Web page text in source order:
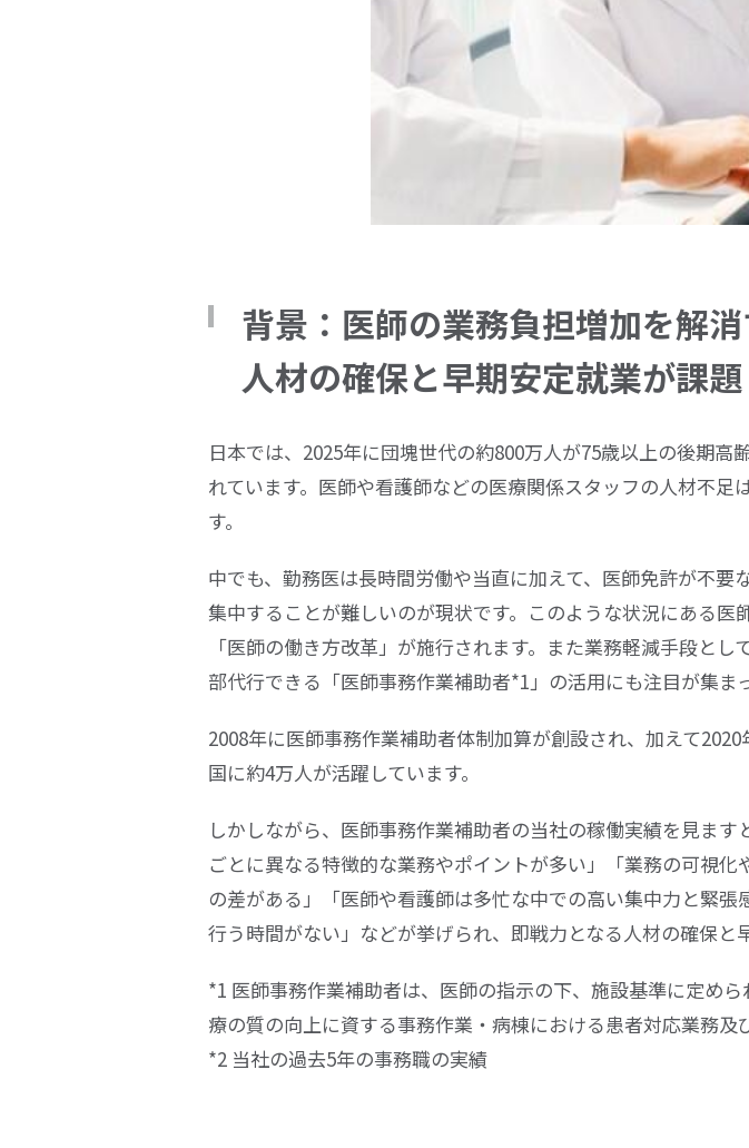
背景：医師の業務負担増加を解
人材の確保と早期安定就業が課題
日本では、 2025年に団塊世代の約800万人が75歳以上の後期高
れています。医師や看護師などの医療関係スタッフの人材不
す。
中でも、勤務医は長時間労働や当直に加えて、医師免許が不
集中することが難しいのが現状です。このような状況にある医
「医師の働き方改革」が施行されます。また業務軽減手段と
部代行できる「医師事務作業補助者*1」の活用にも注目が集ま
2008年に医師事務作業補助者体制加算が創設され、加えて2020
国に約4万人が活躍しています。
しかしながら、医師事務作業補助者の当社の稼働実績を見ま
ごとに異なる特徴的な業務やポイントが多い」「業務の可視
の差がある」「医師や看護師は多忙な中での高い集中力と緊
行う時間がない」などが挙げられ、即戦力となる人材の確保と
*1 医師事務作業補助者は、医師の指示の下、施設基準に定め
療の質の向上に資する事務作業・病棟における患者対応業務
*2 当社の過去5年の事務職の実績